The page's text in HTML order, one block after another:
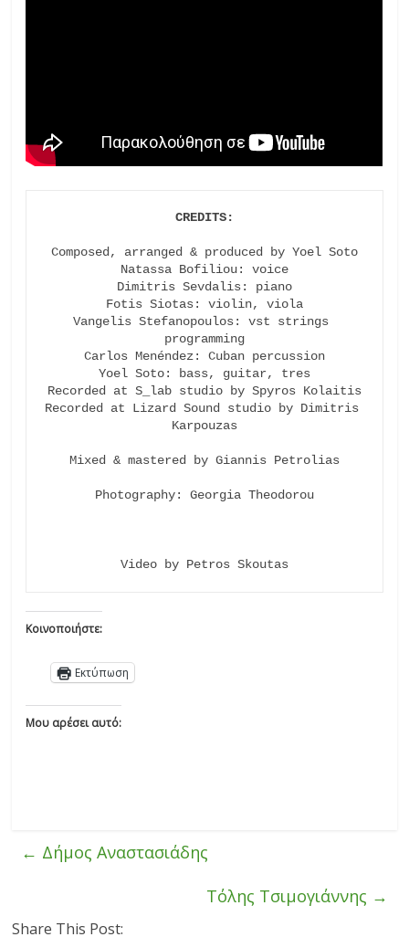
Composed, arranged & produced by Yoel Soto
Natassa Bofiliou: voice
Dimitris Sevdalis: piano
Fotis Siotas: violin, viola
Vangelis Stefanopoulos: vst strings
programming
Carlos Menéndez: Cuban percussion
Yoel Soto: bass, guitar, tres
Recorded at S_lab studio by Spyros Kolaitis
Recorded at Lizard Sound studio by Dimitris
Karpouzas
Mixed & mastered by Giannis Petrolias
Photography: Georgia Theodorou
Video by Petros Skoutas
Κοινοποιήστε:
Εκτύπωση
Μου αρέσει αυτό:
← Δήμος Αναστασιάδης
Τόλης Τσιμογιάννης →
Share This Post: